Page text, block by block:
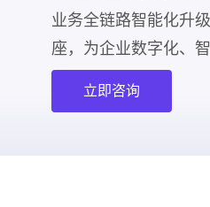
业务全链路智能化升
座，为企业数字化、
立即咨询